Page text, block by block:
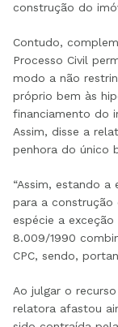
construção do
Contudo,
Processo Civil
modo a não
próprio bem às
financiamento do
Assim, disse a
penhora do único
“Assim, estando
para a
espécie a
8.009/1990
CPC, sendo,
Ao julgar o
relatora afastou